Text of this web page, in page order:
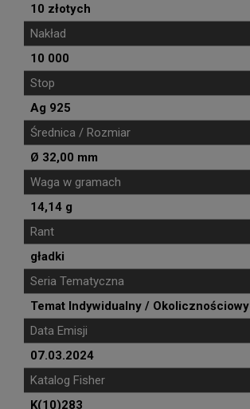
10 złotych
Nakład
10 000
Stop
Ag 925
Średnica / Rozmiar
Ø 32,00 mm
Waga w gramach
14,14 g
Rant
gładki
Seria Tematyczna
Temat Indywidualny / Okolicznościowy
Data Emisji
07.03.2024
Katalog Fisher
K(10)283